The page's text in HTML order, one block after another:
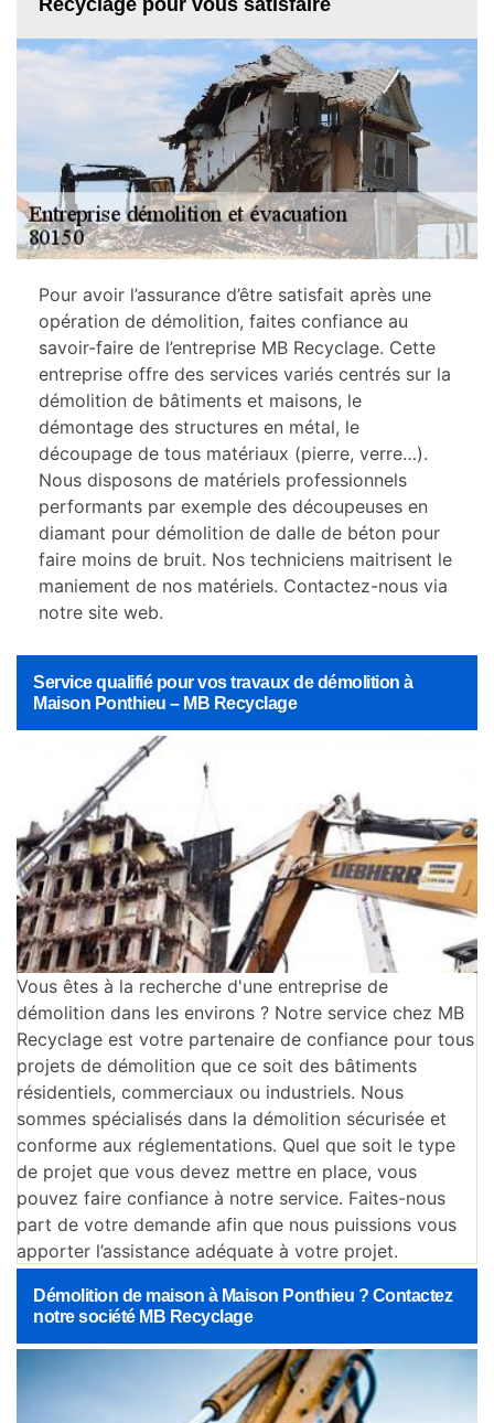
Service qualifié pour vos travaux de démolition à
Maison Ponthieu – MB Recyclage
Vous êtes à la recherche d'une entreprise de
démolition dans les environs ? Notre service chez MB
Recyclage est votre partenaire de confiance pour tous
projets de démolition que ce soit des bâtiments
résidentiels, commerciaux ou industriels. Nous
sommes spécialisés dans la démolition sécurisée et
conforme aux réglementations. Quel que soit le type
de projet que vous devez mettre en place, vous
pouvez faire confiance à notre service. Faites-nous
part de votre demande afin que nous puissions vous
apporter l’assistance adéquate à votre projet.
Démolition de maison à Maison Ponthieu ? Contactez
notre société MB Recyclage
Recyclage pour vous satisfaire
Pour avoir l’assurance d’être satisfait après une
opération de démolition, faites confiance au
savoir-faire de l’entreprise MB Recyclage. Cette
entreprise offre des services variés centrés sur la
démolition de bâtiments et maisons, le
démontage des structures en métal, le
découpage de tous matériaux (pierre, verre…).
Nous disposons de matériels professionnels
performants par exemple des découpeuses en
diamant pour démolition de dalle de béton pour
faire moins de bruit. Nos techniciens maitrisent le
maniement de nos matériels. Contactez-nous via
notre site web.